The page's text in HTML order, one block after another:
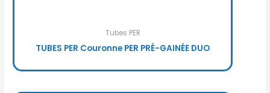
Tubes PER
TUBES PER Couronne PER PRÉ-GAINÉE DUO